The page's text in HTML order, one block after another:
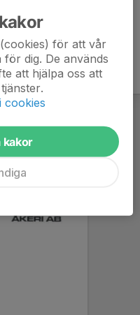
för att vår
dig. De används
att hjälpa oss att
cookies
kakor